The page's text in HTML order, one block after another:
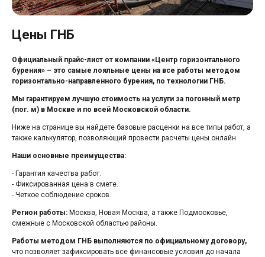
Цены ГНБ
Официальный прайс-лист от компании «Центр горизонтального
бурения» – это самые лояльные цены на все работы методом
горизонтально-направленного бурения, по технологии ГНБ.
Мы гарантируем лучшую стоимость на услуги за погонный метр
(пог. м) в Москве и по всей Московской области.
Ниже на странице вы найдете базовые расценки на все типы работ, а
также калькулятор, позволяющий провести расчеты цены онлайн.
Наши основные преимущества:
- Гарантия качества работ.
- Фиксированная цена в смете.
- Четкое соблюдение сроков.
Регион работы: Москва, Новая Москва, а также Подмосковье,
смежные с Московской областью районы.
Работы методом ГНБ выполняются по официальному договору,
что позволяет зафиксировать все финансовые условия до начала